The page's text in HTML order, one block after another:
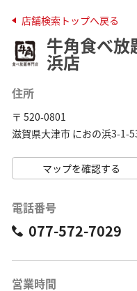
店舗検索トップへ戻る
牛角食べ放
浜店
住所
〒 520-0801
滋賀県大津市 におの浜3-1-
マップを確認する
電話番号
077-572-7029
営業時間